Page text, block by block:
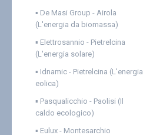
▪ De Masi Group - Airola
(L'energia da biomassa)
▪ Elettrosannio - Pietrelcina
(L'energia solare)
▪ Idnamic - Pietrelcina (L'energia
eolica)
▪ Pasqualicchio - Paolisi (Il
caldo ecologico)
▪ Eulux - Montesarchio